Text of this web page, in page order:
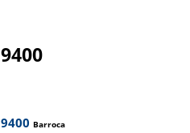
9400
9400 Barroca